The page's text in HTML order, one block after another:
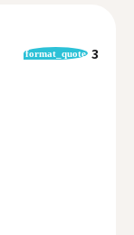
format_quote 3